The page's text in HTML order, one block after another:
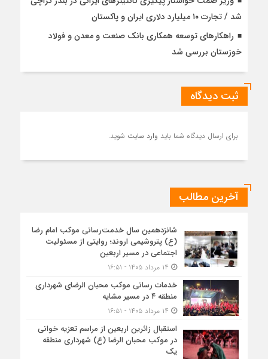
شد / تجارت ۱۰ میلیارد دلاری ایران و پاکستان
راهکارهای توسعه همکاری بانک صنعت و معدن و فولاد
خوزستان بررسی شد
ثبت دیدگاه
برای ارسال دیدگاه شما باید وارد سایت شوید.
آخرین مطالب
شانزدهمین سال خدمت‌رسانی موکب امام رضا
(ع) پتروشیمی اروند؛ روایتی از مسئولیت
اجتماعی در مسیر اربعین
خدمات رسانی موکب محبان الرضای شهرداری
منطقه ۴ در مسیر مشایه
استقبال زائرین اربعین از مراسم تعزیه خوانی
در موکب محبان الرضا (ع) شهرداری منطقه
یک